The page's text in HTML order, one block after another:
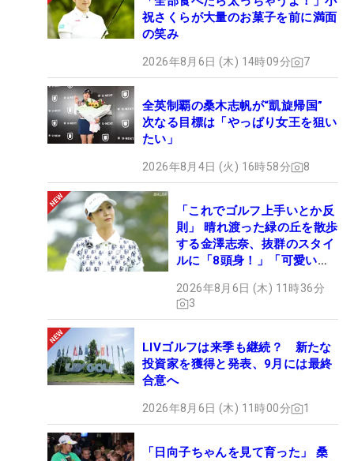
祝さくらが大量のお菓子を前に満面
の笑み
2026年8月6日 (木) 14時09分 7
全英制覇の桑木志帆が“凱旋帰国”
次なる目標は「やっぱり女王を狙い
たい」
2026年8月4日 (火) 16時58分 8
「これでゴルフ上手いとか反
則」 晴れ渡った緑の丘を散歩
する金澤志奈、抜群のスタイ
ルに「8頭身！」「可愛いに
2026年8月6日 (木) 11時36分
3
LIVゴルフは来季も継続？ 新たな
投資家を獲得と発表、9月には最終
合意へ
2026年8月6日 (木) 11時00分 1
「日向子ちゃんを見て育った」 桑